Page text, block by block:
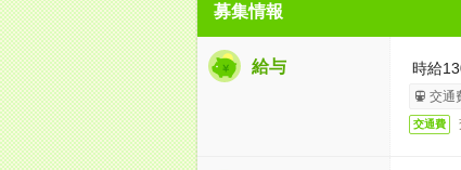
募集情報
給与 時給
交通
交通費